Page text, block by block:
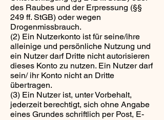
des Raubes und der Erpressung (§§
249 ff. StGB) oder wegen
Drogenmissbrauch.
(2) Ein Nutzerkonto ist für seine/ihre
alleinige und persönliche Nutzung und
ein Nutzer darf Dritte nicht autorisieren
dieses Konto zu nutzen. Ein Nutzer darf
sein/ ihr Konto nicht an Dritte
übertragen.
(3) Ein Nutzer ist, unter Vorbehalt,
jederzeit berechtigt, sich ohne Angabe
eines Grundes schriftlich per Post, E-